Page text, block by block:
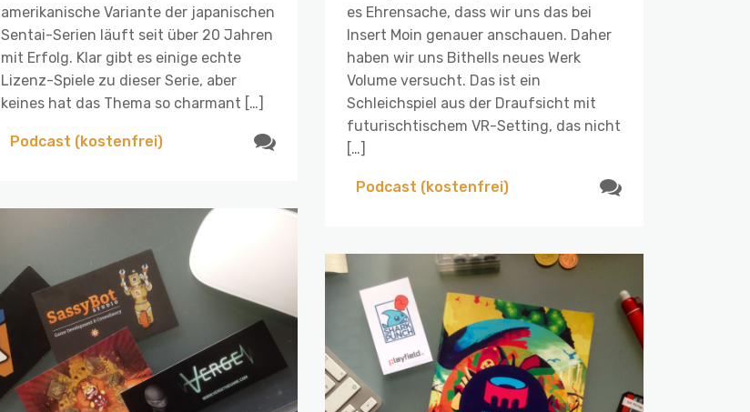
amerikanische Variante der japanischen
Sentai-Serien läuft seit über 20 Jahren
mit Erfolg. Klar gibt es einige echte
Lizenz-Spiele zu dieser Serie, aber
keines hat das Thema so charmant […]
Podcast (kostenfrei)
es Ehrensache, dass wir uns das bei
Insert Moin genauer anschauen. Daher
haben wir uns Bithells neues Werk
Volume versucht. Das ist ein
Schleichspiel aus der Draufsicht mit
futurischtischem VR-Setting, das nicht
[…]
Podcast (kostenfrei)